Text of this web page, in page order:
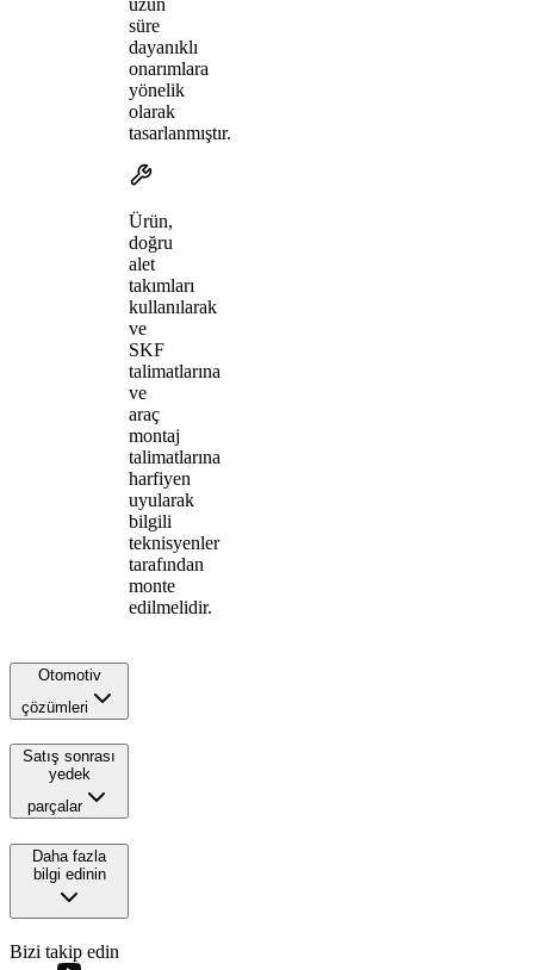
süre
dayanıklı
onarımlara
yönelik
olarak
tasarlanmıştır.
Ürün,
doğru
alet
takımları
kullanılarak
ve
SKF
talimatlarına
ve
araç
montaj
talimatlarına
harfiyen
uyularak
bilgili
teknisyenler
tarafından
monte
edilmelidir.
Otomotiv
çözümleri
Satış sonrası
yedek
parçalar
Daha fazla
bilgi edinin
Bizi takip edin